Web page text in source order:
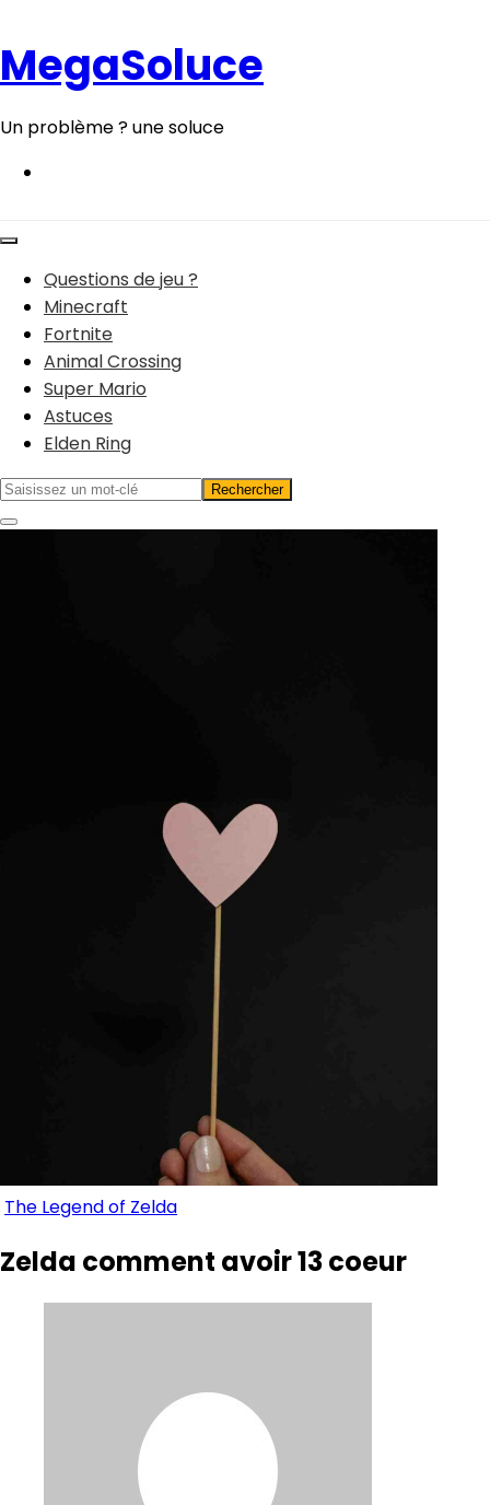
contenu
MegaSoluce
Un problème ? une soluce
Questions de jeu ?
Minecraft
Fortnite
Animal Crossing
Super Mario
Astuces
Elden Ring
The Legend of Zelda
Zelda comment avoir 13 coeur